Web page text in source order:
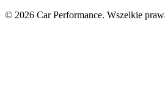
© 2026 Car Performance. Wszelkie